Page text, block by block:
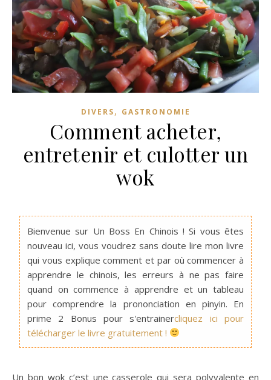
DIVERS, GASTRONOMIE
Comment acheter,
entretenir et culotter un
wok
Bienvenue sur Un Boss En Chinois ! Si vous êtes
nouveau ici, vous voudrez sans doute lire mon livre
qui vous explique comment et par où commencer à
apprendre le chinois, les erreurs à ne pas faire
quand on commence à apprendre et un tableau
pour comprendre la prononciation en pinyin. En
prime 2 Bonus pour s'entrainercliquez ici pour
télécharger le livre gratuitement !
Un bon wok c’est une casserole qui sera polyvalente en